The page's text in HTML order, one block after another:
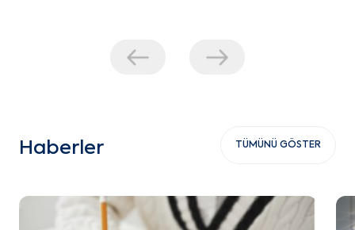
Haberler TÜMÜNÜ GÖSTER